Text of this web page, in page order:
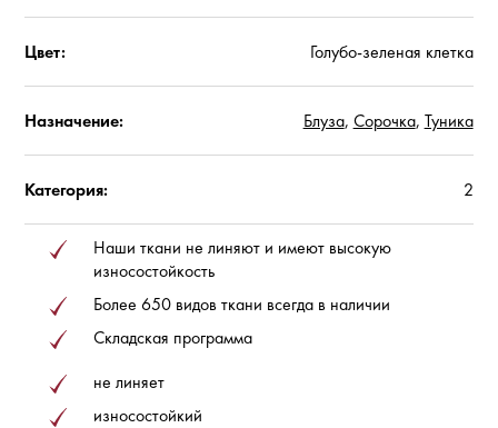
Цвет: Голубо-зеленая клетка
Назначение: Блуза, Сорочка, Туника
Категория: 2
Наши ткани не линяют и имеют высокую
износостойкость
Более 650 видов ткани всегда в наличии
Складская программа
не линяет
износостойкий